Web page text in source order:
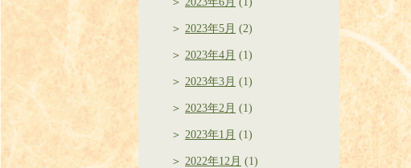
2023年5月 (2)
2023年4月 (1)
2023年3月 (1)
2023年2月 (1)
2023年1月 (1)
2022年12月 (1)